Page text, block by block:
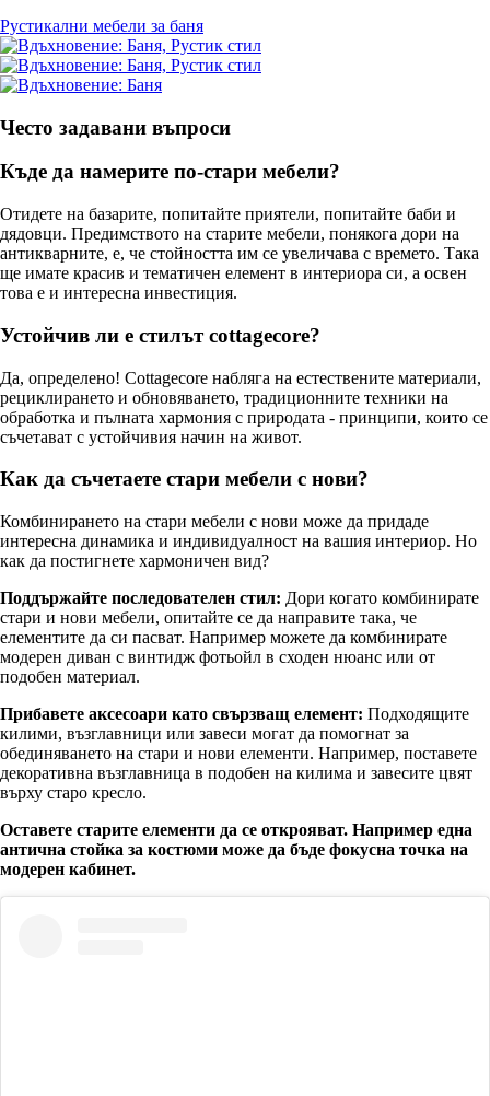
Рустикални мебели за баня
Често задавани въпроси
Къде да намерите по-стари мебели?
Отидете на базарите, попитайте приятели, попитайте баби и
дядовци. Предимството на старите мебели, понякога дори на
антикварните, е, че стойността им се увеличава с времето. Така
ще имате красив и тематичен елемент в интериора си, а освен
това е и интересна инвестиция.
Устойчив ли е стилът cottagecore?
Да, определено! Cottagecore набляга на естествените материали,
рециклирането и обновяването, традиционните техники на
обработка и пълната хармония с природата - принципи, които се
съчетават с устойчивия начин на живот.
Как да съчетаете стари мебели с нови?
Комбинирането на стари мебели с нови може да придаде
интересна динамика и индивидуалност на вашия интериор. Но
как да постигнете хармоничен вид?
Поддържайте последователен стил: Дори когато комбинирате
стари и нови мебели, опитайте се да направите така, че
елементите да си пасват. Например можете да комбинирате
модерен диван с винтидж фотьойл в сходен нюанс или от
подобен материал.
Прибавете аксесоари като свързващ елемент: Подходящите
килими, възглавници или завеси могат да помогнат за
обединяването на стари и нови елементи. Например, поставете
декоративна възглавница в подобен на килима и завесите цвят
върху старо кресло.
Оставете старите елементи да се открояват. Например една
антична стойка за костюми може да бъде фокусна точка на
модерен кабинет.